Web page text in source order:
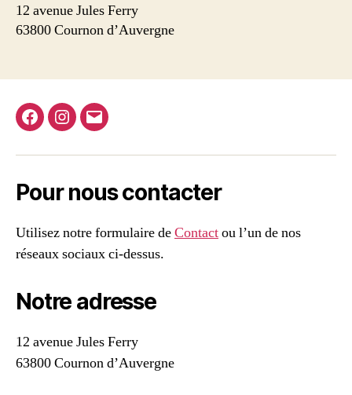
12 avenue Jules Ferry
63800 Cournon d’Auvergne
Facebook
Instagram
E-
Pour nous contacter
Utilisez notre formulaire deContactou l’un de nos
réseaux sociaux ci-dessus.
Notre adresse
12 avenue Jules Ferry
63800 Cournon d’Auvergne